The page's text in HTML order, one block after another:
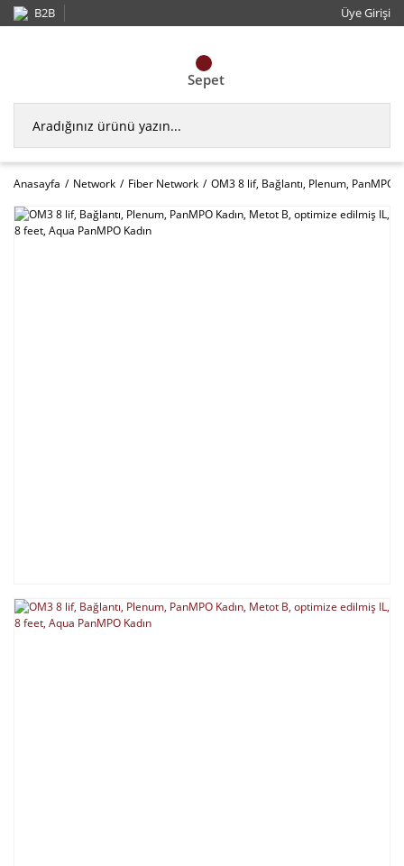
B2B Üye Girişi
Sepet
Anasayfa Network Fiber Network OM3 8 lif, Bağlantı, Plenum, PanMPO